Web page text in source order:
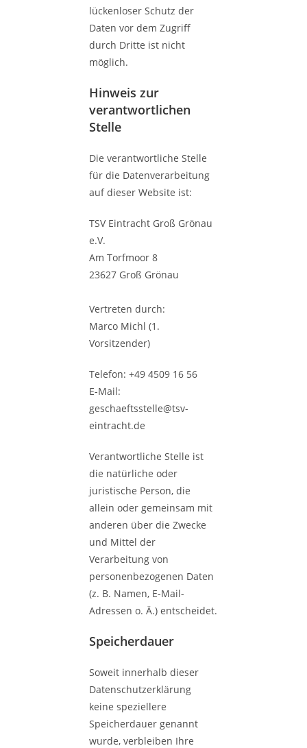
lückenloser Schutz der
Daten vor dem Zugriff
durch Dritte ist nicht
möglich.
Hinweis zur
verantwortlichen
Stelle
Die verantwortliche Stelle
für die Datenverarbeitung
auf dieser Website ist:
TSV Eintracht Groß Grönau
e.V.
Am Torfmoor 8
23627 Groß Grönau
Vertreten durch:
Marco Michl (1.
Vorsitzender)
Telefon: +49 4509 16 56
E-Mail:
geschaeftsstelle@tsv-
eintracht.de
Verantwortliche Stelle ist
die natürliche oder
juristische Person, die
allein oder gemeinsam mit
anderen über die Zwecke
und Mittel der
Verarbeitung von
personenbezogenen Daten
(z. B. Namen, E-Mail-
Adressen o. Ä.) entscheidet.
Speicherdauer
Soweit innerhalb dieser
Datenschutzerklärung
keine speziellere
Speicherdauer genannt
wurde, verbleiben Ihre